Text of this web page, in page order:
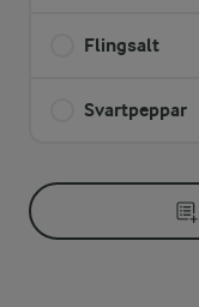
Flingsalt
Svartpeppar